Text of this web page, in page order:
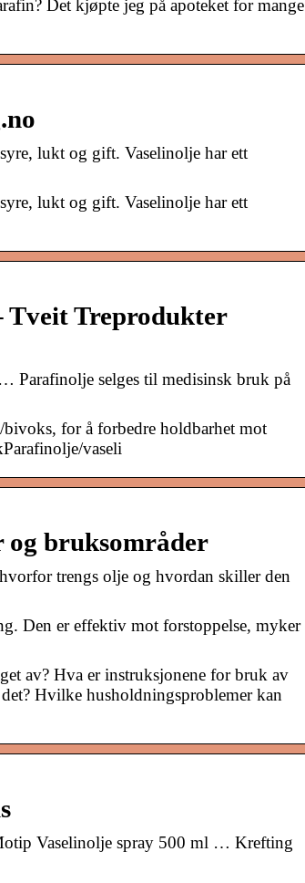
Det kjøpte jeg på apoteket for mange
lukt og gift. Vaselinolje har ett
lukt og gift. Vaselinolje har ett
Tveit Treprodukter
Parafinolje selges til medisinsk bruk på
for å forbedre holdbarhet mot
vaseli
og bruksområder
trengs olje og hvordan skiller den
Den er effektiv mot forstoppelse, myker
av? Hva er instruksjonene for bruk av
Hvilke husholdningsproblemer kan
Vaselinolje spray 500 ml … Krefting